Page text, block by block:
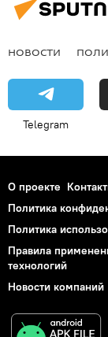
НОВОСТИ
Telegram
О проекте
Политика
Политика
Правила
технологий
Новости компаний